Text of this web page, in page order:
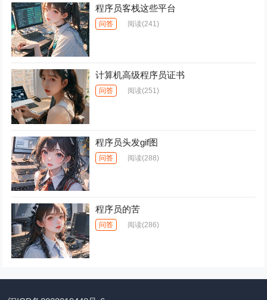
程序员客栈这些平台
问答 阅读(241)
计算机高级程序员证书
问答 阅读(251)
程序员头发gif图
问答 阅读(288)
程序员的苦
问答 阅读(286)